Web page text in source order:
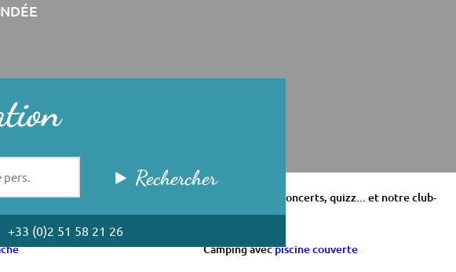
Rechercher
+33 (0)2 51 58 21 26
karaoké, loto, spectacles de clown, de magiciens, concerts, quizz... et notre club-
!
Camping avecpiscine couverte